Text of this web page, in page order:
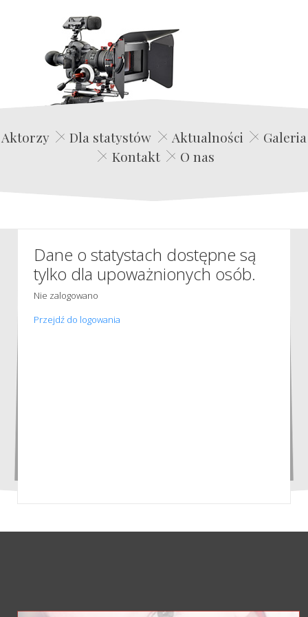
Edwin Film Agencja Aktorska
Aktorzy Dla statystów Aktualności
Galeria
Kontakt
O nas
Dane o statystach dostępne są
tylko dla upoważnionych osób.
Nie zalogowano
Przejdź do logowania